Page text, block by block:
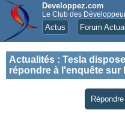
Developpez.com
Le Club des
Actus Forum
Actualités : Tesla
répondre à l'enquête sur